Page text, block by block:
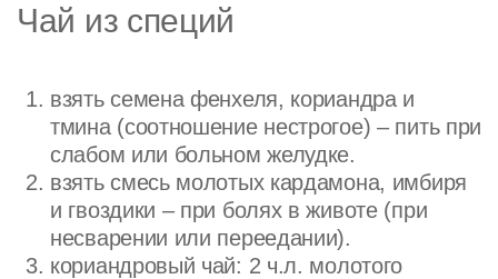
Чай из специй
взять семена фенхеля, кориандра и
тмина (соотношение нестрогое) – пить при
слабом или больном желудке.
взять смесь молотых кардамона, имбиря
и гвоздики – при болях в животе (при
несварении или переедании).
кориандровый чай: 2 ч.л. молотого